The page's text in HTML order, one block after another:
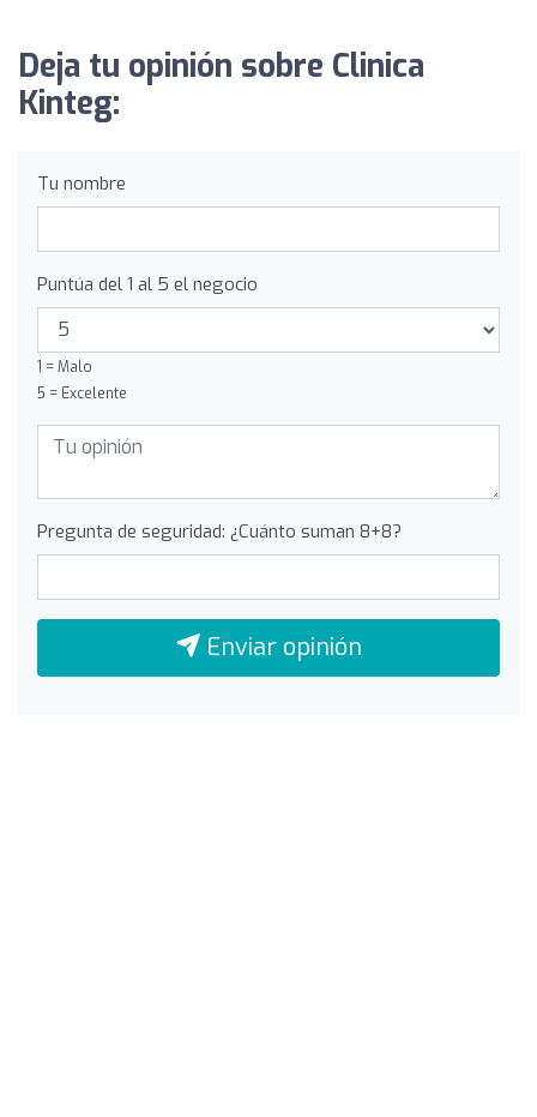
Deja tu opinión sobre Clinica
Kinteg:
Tu nombre
Puntúa del 1 al 5 el negocio
1 = Malo
5 = Excelente
Pregunta de seguridad: ¿Cuánto suman 8+8?
Enviar opinión